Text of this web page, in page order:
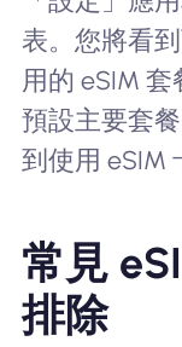
表。您將看
用的 eSIM
預設主要套
到使用 eSIM
常見
排除